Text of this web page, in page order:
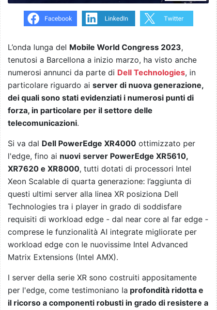
L’onda lunga del Mobile World Congress 2023,
tenutosi a Barcellona a inizio marzo, ha visto anche
numerosi annunci da parte di Dell Technologies, in
particolare riguardo ai server di nuova generazione,
dei quali sono stati evidenziati i numerosi punti di
forza, in particolare per il settore delle
telecomunicazioni.
Si va dal Dell PowerEdge XR4000 ottimizzato per
l'edge, fino ai nuovi server PowerEdge XR5610,
XR7620 e XR8000, tutti dotati di processori Intel
Xeon Scalable di quarta generazione: l’aggiunta di
questi ultimi server alla linea XR posiziona Dell
Technologies tra i player in grado di soddisfare
requisiti di workload edge - dal near core al far edge -
comprese le funzionalità AI integrate migliorate per
workload edge con le nuovissime Intel Advanced
Matrix Extensions (Intel AMX).
I server della serie XR sono costruiti appositamente
per l'edge, come testimoniano la profondità ridotta e
il ricorso a componenti robusti in grado di resistere a